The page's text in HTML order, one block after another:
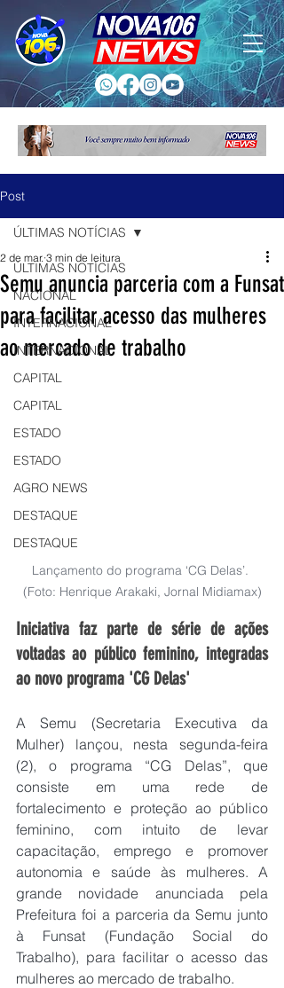
Post
ÚLTIMAS NOTÍCIAS
NACIONAL
INTERNACIONAL
INTERNACIONAL
CAPITAL
CAPITAL
ESTADO
ESTADO
AGRO NEWS
DESTAQUE
DESTAQUE
ÚLTIMAS NOTÍCIAS
Semu anuncia parceria com a Funsat
para facilitar acesso das mulheres
ao mercado de trabalho
2 de mar. 3 min de leitura
Lançamento do programa ‘CG Delas’.
(Foto: Henrique Arakaki, Jornal Midiamax)
Iniciativa faz parte de série de ações
voltadas ao público feminino, integradas
ao novo programa 'CG Delas'
A Semu (Secretaria Executiva da
Mulher) lançou, nesta segunda-feira
(2), o programa “CG Delas”, que
consiste em uma rede de
fortalecimento e proteção ao público
feminino, com intuito de levar
capacitação, emprego e promover
autonomia e saúde às mulheres. A
grande novidade anunciada pela
Prefeitura foi a parceria da Semu junto
à Funsat (Fundação Social do
Trabalho), para facilitar o acesso das
mulheres ao mercado de trabalho.